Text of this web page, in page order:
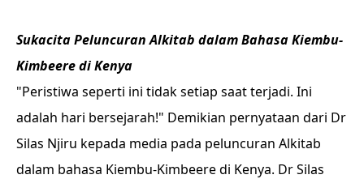
Sukacita Peluncuran Alkitab dalam BahasaKiembu-
Kimbeere di Kenya
"Peristiwa seperti ini tidak setiap saat terjadi. Ini
adalah hari bersejarah!" Demikian pernyataan dari Dr
Silas Njiru kepada media pada peluncuran Alkitab
dalam bahasa Kiembu-Kimbeere di Kenya. Dr Silas